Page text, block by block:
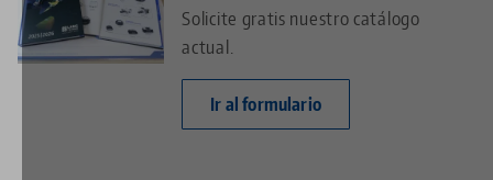
Solicite gratis nuestro catálogo
actual.
Ir al formulario